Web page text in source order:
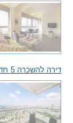
דירה להשכרה 5 חדרים 12,000₪ בחודש